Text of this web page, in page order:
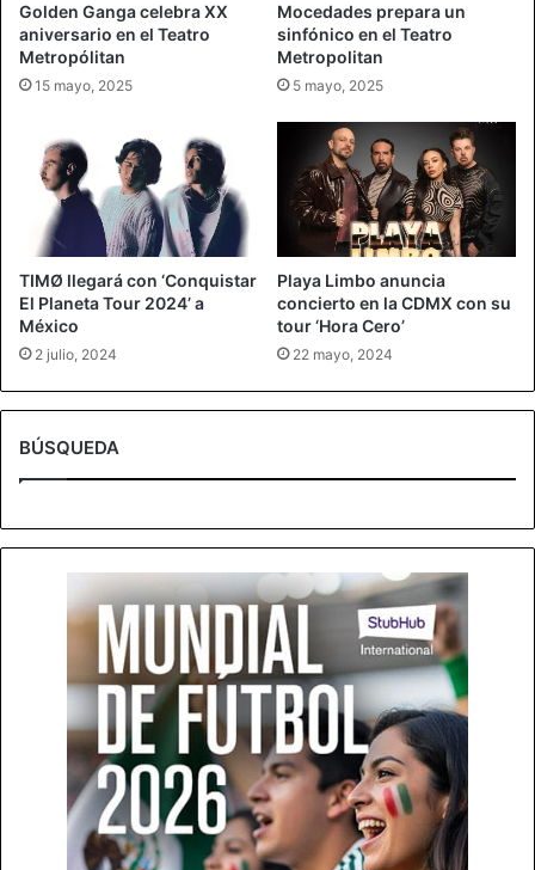
Golden Ganga celebra XX
aniversario en el Teatro
Metropólitan
15 mayo, 2025
Mocedades prepara un
sinfónico en el Teatro
Metropolitan
5 mayo, 2025
TIMØ llegará con ‘Conquistar
El Planeta Tour 2024’ a
México
2 julio, 2024
Playa Limbo anuncia
concierto en la CDMX con su
tour ‘Hora Cero’
22 mayo, 2024
BÚSQUEDA